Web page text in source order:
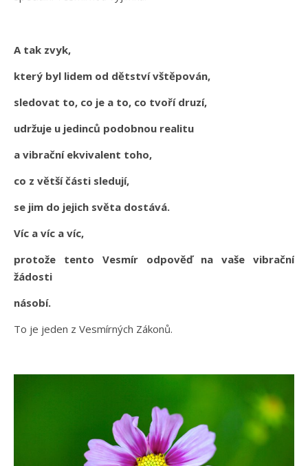
A tak zvyk,
který byl lidem od dětství vštěpován,
sledovat to, co je a to, co tvoří druzí,
udržuje u jedinců podobnou realitu
a vibrační ekvivalent toho,
co z větší části sledují,
se jim do jejich světa dostává.
Víc a víc a víc,
protože tento Vesmír odpověď na vaše vibrační
žádosti
násobí.
To je jeden z Vesmírných Zákonů.